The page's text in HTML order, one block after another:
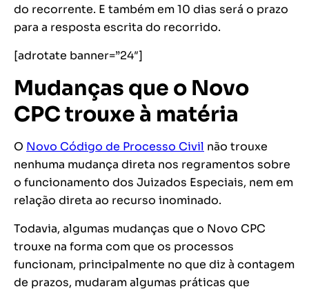
do recorrente. E também em 10 dias será o prazo
para a resposta escrita do recorrido.
[adrotate banner=”24″]
Mudanças que o Novo
CPC trouxe à matéria
O Novo Código de Processo Civil não trouxe
nenhuma mudança direta nos regramentos sobre
o funcionamento dos Juizados Especiais, nem em
relação direta ao recurso inominado.
Todavia, algumas mudanças que o Novo CPC
trouxe na forma com que os processos
funcionam, principalmente no que diz à contagem
de prazos, mudaram algumas práticas que